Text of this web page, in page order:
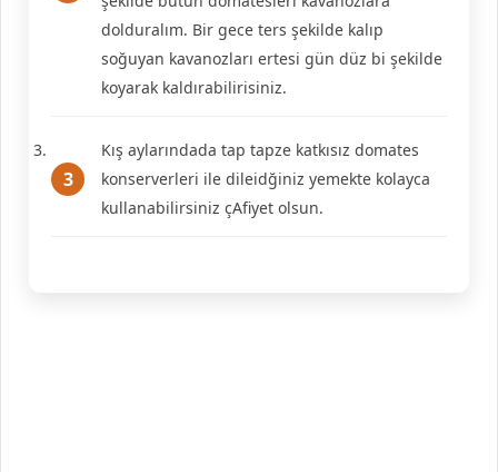
dolduralım. Bir gece ters şekilde kalıp
soğuyan kavanozları ertesi gün düz bi şekilde
koyarak kaldırabilirisiniz.
Kış aylarındada tap tapze katkısız domates
konserverleri ile dileidğiniz yemekte kolayca
kullanabilirsiniz çAfiyet olsun.